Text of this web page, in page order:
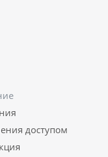
доступом